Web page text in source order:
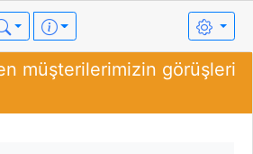
müşterilerimizin görüşleri